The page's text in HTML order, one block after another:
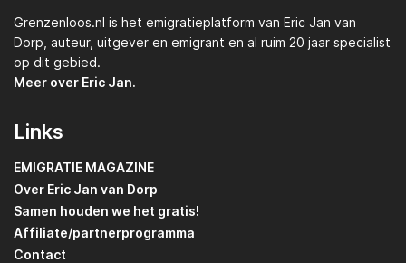
Grenzenloos.nl is het emigratieplatform van Eric Jan van
Dorp, auteur, uitgever en emigrant en al ruim 20 jaar specialist
op dit gebied.
Meer over Eric Jan.
Links
EMIGRATIE MAGAZINE
Over Eric Jan van Dorp
Samen houden we het gratis!
Affiliate/partnerprogramma
Contact